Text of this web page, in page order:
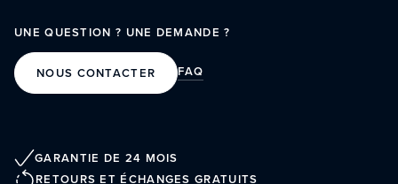
UNE QUESTION ? UNE DEMANDE ?
NOUS CONTACTER FAQ
GARANTIE DE 24 MOIS
RETOURS ET ÉCHANGES GRATUITS